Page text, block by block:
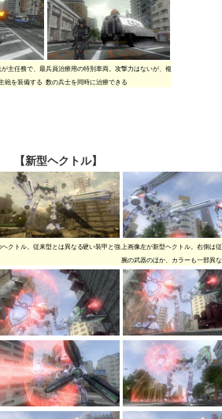
主任務で、最
砲を装備する
兵員治療用の特別車両。攻撃力はないが、複
数の兵士を同時に治療できる
【新型ヘクトル】
クトル。従来型とは異なる硬い装甲と強上画像左が新型ヘクトル。右側は
腕の武器のほか、カラーも一部異